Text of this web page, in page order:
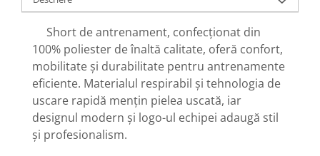
Short de antrenament, confecționat din
100% poliester de înaltă calitate, oferă confort,
mobilitate și durabilitate pentru antrenamente
eficiente. Materialul respirabil și tehnologia de
uscare rapidă mențin pielea uscată, iar
designul modern și logo-ul echipei adaugă stil
și profesionalism.